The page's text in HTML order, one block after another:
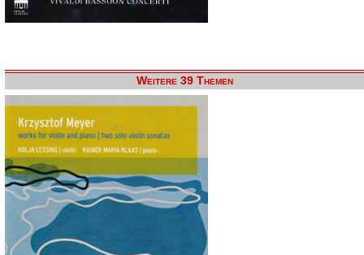
Weitere 39 Themen